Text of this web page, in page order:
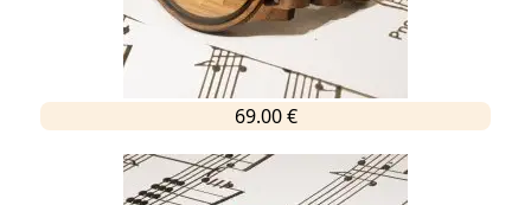
69.00 €